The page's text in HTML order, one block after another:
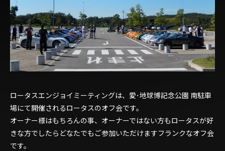
ロータスエンジョイミーティングは、愛･地球博記念公園 南駐車
場にて開催されるロータスのオフ会です。
オーナー様はもちろんの事、オーナーではない方もロータスが好
きな方でしたらどなたでもご参加いただけますフランクなオフ会
です。